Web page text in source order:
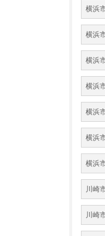
横浜
横浜
横浜
横浜
横浜
横浜
横浜
川崎
川崎